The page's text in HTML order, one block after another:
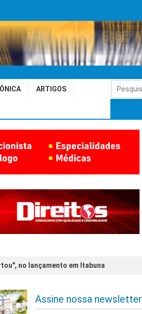
ARTIGOS
no lançamento em Itabuna
Assine nossa newsletter